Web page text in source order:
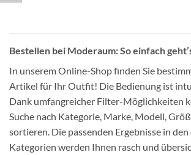
Bestellen bei Moderaum: So einfach
In unserem Online-Shop finden Sie
Artikel für Ihr Outfit! Die Bedienung ist
Dank umfangreicher Filter-Möglichkeiten
Suche nach Kategorie, Marke, Modell,
sortieren. Die passenden Ergebnisse in den
Kategorien werden Ihnen rasch und